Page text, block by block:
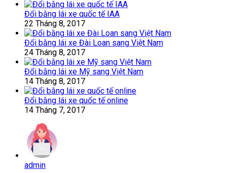
Đổi bằng lái xe quốc tế IAA
22 Tháng 8, 2017
Đổi bằng lái xe Đài Loan sang Việt Nam
24 Tháng 8, 2017
Đổi bằng lái xe Mỹ sang Việt Nam
14 Tháng 8, 2017
Đổi bằng lái xe quốc tế online
14 Tháng 7, 2017
admin